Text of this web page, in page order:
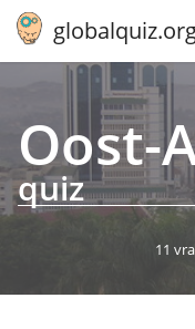
Oos­t-
quiz
11